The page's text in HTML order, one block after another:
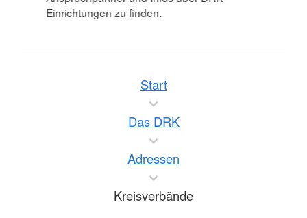
Einrichtungen zu finden.
Start
Das DRK
Adressen
Kreisverbände